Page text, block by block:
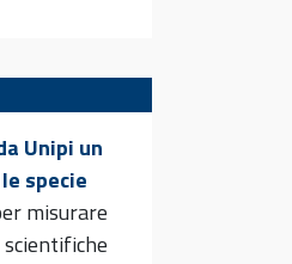
Unipi un
specie
misurare